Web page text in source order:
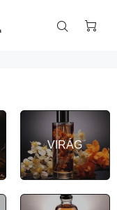
VIRÁG